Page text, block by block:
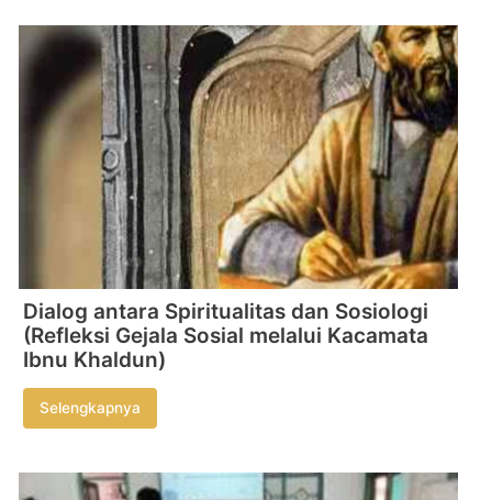
Dialog antara Spiritualitas dan Sosiologi
(Refleksi Gejala Sosial melalui Kacamata
Ibnu Khaldun)
Selengkapnya